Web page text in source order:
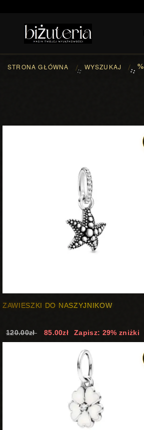
STRONA GŁÓWNA ::WYSZUKAJ ::%
ZAWIESZKI DO NASZYJNIKOW
120.00zł 85.00zł Zapisz: 29% zniżki